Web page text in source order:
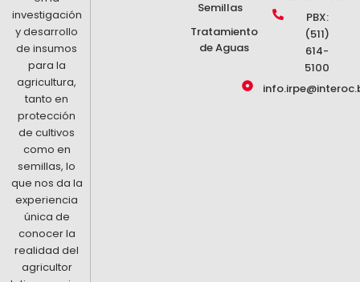
Vid
Zapallo
investigación
y desarrollo
de insumos
para la
agricultura,
tanto en
protección
de cultivos
como en
semillas, lo
que nos da la
experiencia
única de
conocer la
realidad del
agricultor
Semillas
Tratamiento
de Aguas
PBX:
(511)
614-
5100